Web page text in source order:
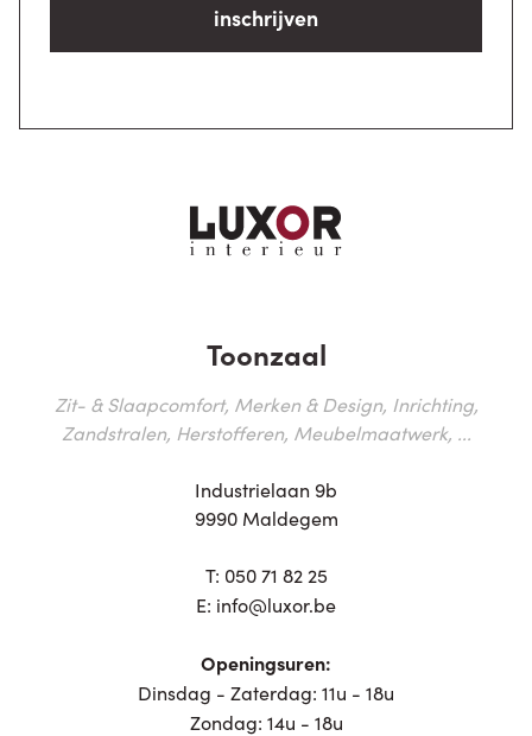
inschrijven
Toonzaal
Zit- & Slaapcomfort, Merken & Design, Inrichting,
Zandstralen, Herstofferen, Meubelmaatwerk, ...
Industrielaan 9b
9990 Maldegem
T: 050 71 82 25
E: info@luxor.be
Openingsuren:
Dinsdag - Zaterdag: 11u - 18u
Zondag: 14u - 18u